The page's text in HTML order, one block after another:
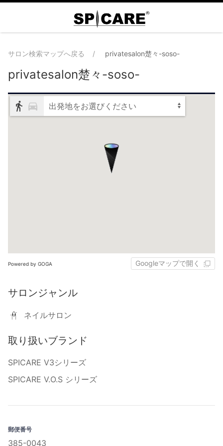
サロン検索マップへ戻る privatesalon楚々-soso-
privatesalon楚々-soso-
出発地をお選びください
Powered by GOGA Googleマップで開く
サロンジャンル
ネイルサロン
取り扱いブランド
SPICARE V3シリーズ
SPICARE V.O.S シリーズ
郵便番号
385-0043